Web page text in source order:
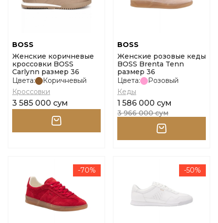
BOSS
Женские коричневые
кроссовки BOSS
Carlynn размер 36
Цвета:
Коричневый
Кроссовки
3 585 000 сум
BOSS
Женские розовые кеды
BOSS Brenta Tenn
размер 36
Цвета:
Розовый
Кеды
1 586 000 сум
3 966 000 сум
-70% -50%